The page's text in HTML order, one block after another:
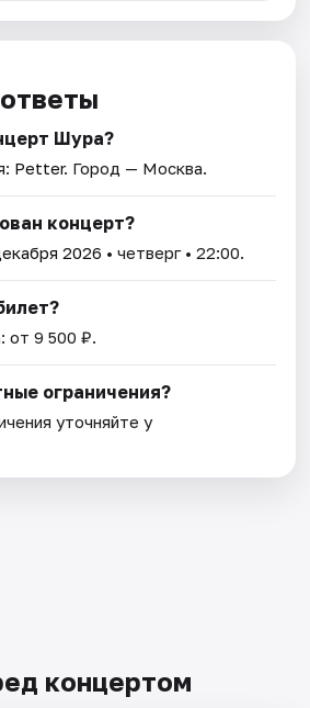
Шура?
Petter. Город — Москва.
концерт?
2026 • четверг • 22:00.
от 9 500 ₽.
ограничения?
уточняйте у
концертом